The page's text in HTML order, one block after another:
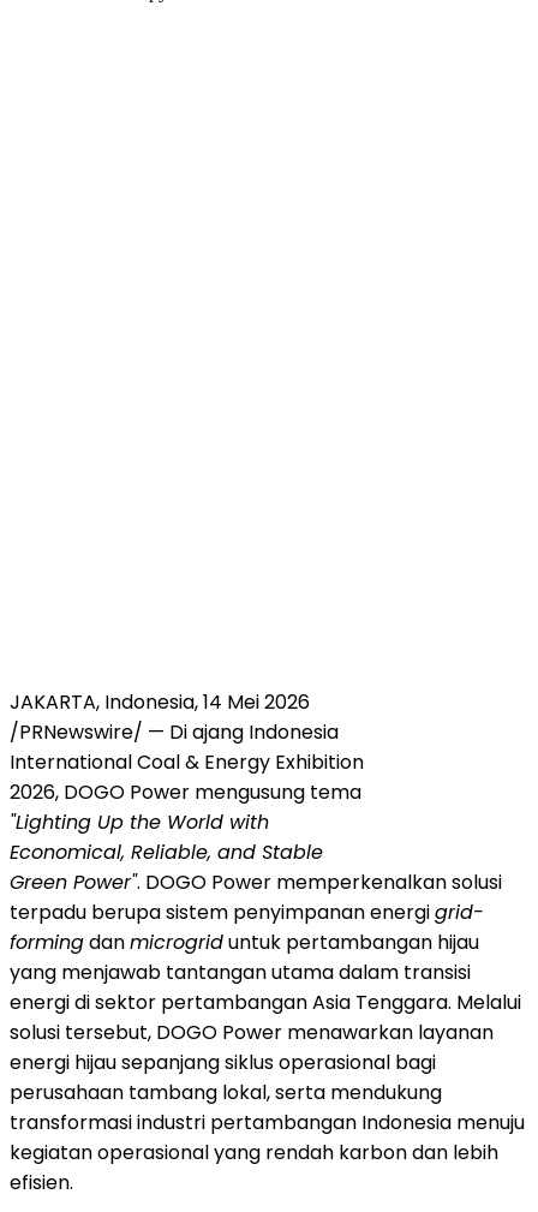
JAKARTA, Indonesia, 14 Mei 2026
/PRNewswire/ — Di ajang Indonesia
International Coal & Energy Exhibition
2026, DOGO Power mengusung tema
"Lighting Up the World with
Economical, Reliable, and Stable
Green Power". DOGO Power memperkenalkan solusi
terpadu berupa sistem penyimpanan energigrid-
formingdanmicrogriduntuk pertambangan hijau
yang menjawab tantangan utama dalam transisi
energi di sektor pertambangan Asia Tenggara. Melalui
solusi tersebut, DOGO Power menawarkan layanan
energi hijau sepanjang siklus operasional bagi
perusahaan tambang lokal, serta mendukung
transformasi industri pertambangan Indonesia menuju
kegiatan operasional yang rendah karbon dan lebih
efisien.